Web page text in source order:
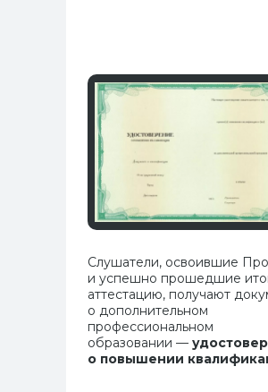
Слушатели, освоившие
и успешно прошедшие
аттестацию, получают
о дополнительном
профессиональном
образовании —
о повышении